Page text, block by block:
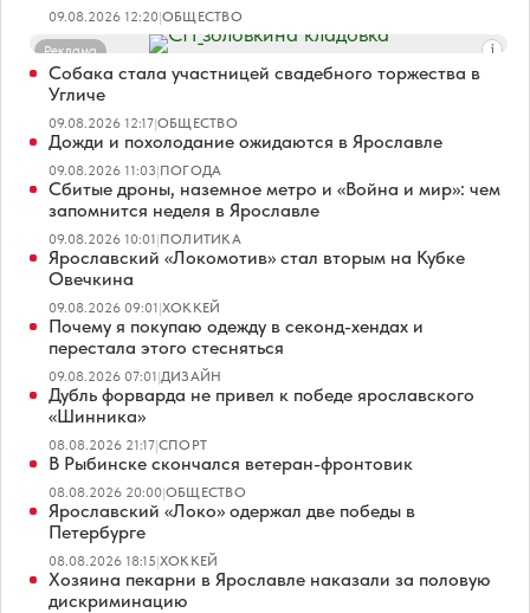
09.08.2026 12:20|ОБЩЕСТВО
Реклама
Собака стала участницей свадебного торжества в
Угличе
09.08.2026 12:17|ОБЩЕСТВО
Дожди и похолодание ожидаются в Ярославле
09.08.2026 11:03|ПОГОДА
Сбитые дроны, наземное метро и «Война и мир»: чем
запомнится неделя в Ярославле
09.08.2026 10:01|ПОЛИТИКА
Ярославский «Локомотив» стал вторым на Кубке
Овечкина
09.08.2026 09:01|ХОККЕЙ
Почему я покупаю одежду в секонд-хендах и
перестала этого стесняться
09.08.2026 07:01|ДИЗАЙН
Дубль форварда не привел к победе ярославского
«Шинника»
08.08.2026 21:17|СПОРТ
В Рыбинске скончался ветеран-фронтовик
08.08.2026 20:00|ОБЩЕСТВО
Ярославский «Локо» одержал две победы в
Петербурге
08.08.2026 18:15|ХОККЕЙ
Хозяина пекарни в Ярославле наказали за половую
дискриминацию